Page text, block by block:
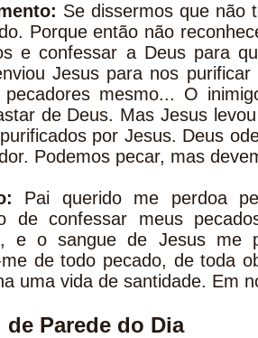
Se dissermos que não
Porque então não
e confessar a Deus para
Jesus para nos
pecadores mesmo... O
de Deus. Mas Jesus
por Jesus. Deus
Podemos pecar, mas
Pai querido me perdoa
de confessar meus
e o sangue de Jesus me
de todo pecado, de toda
uma vida de santidade. Em
de Parede do Dia